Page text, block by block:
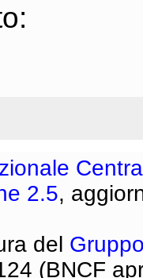
2.5,
del
(BNCF